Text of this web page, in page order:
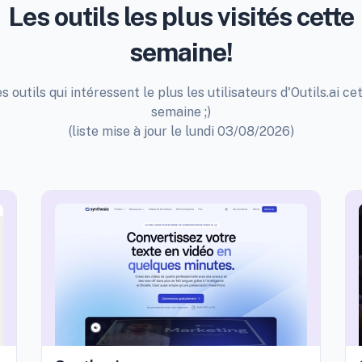
Les outils les plus visités cette
semaine!
outils qui intéressent le plus les utilisateurs d'Outils.ai
semaine ;)
(liste mise à jour le lundi 03/08/2026)